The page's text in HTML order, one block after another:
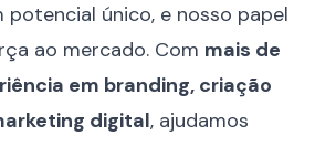
potencial único, e nosso papel
ao mercado. Com mais de
em branding, criação
digital, ajudamos